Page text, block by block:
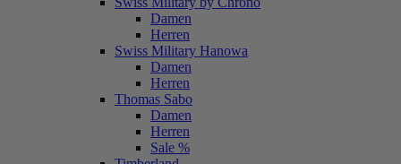
Damen
Herren
Swiss Military Hanowa
Damen
Herren
Thomas Sabo
Damen
Herren
Sale %